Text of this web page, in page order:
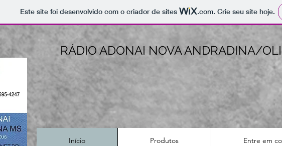
Este site foi desenvolvido com o criador de sites .com. Crie seu site hoje.
RÁDIO ADONAI NOVA ANDRADINA/
Início Produtos Entre em